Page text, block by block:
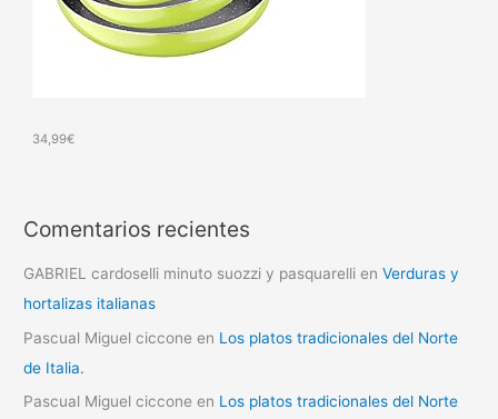
34,99€
Comentarios recientes
GABRIEL cardoselli minuto suozzi y pasquarelli enVerduras y
hortalizas italianas
Pascual Miguel ciccone en Los platos tradicionales del Norte
de Italia.
Pascual Miguel ciccone en Los platos tradicionales del Norte